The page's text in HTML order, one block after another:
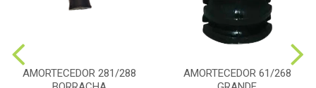
AMORTECEDOR 281/288
AMORTECEDOR 61/268